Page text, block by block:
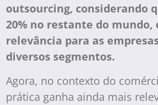
outsourcing, considerando
20% no restante do mundo,
relevância para as
diversos segmentos.
Agora, no contexto do
prática ganha ainda mais